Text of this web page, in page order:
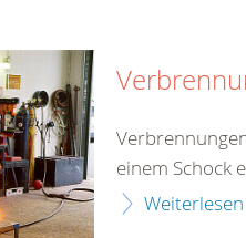
einem Schock
Weiterlesen